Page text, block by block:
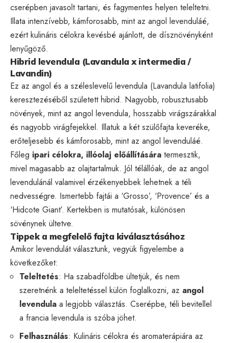
cserépben javasolt tartani, és fagymentes helyen teleltetni.
Illata intenzívebb, kámforosabb, mint az angol levenduláé,
ezért kulináris célokra kevésbé ajánlott, de dísznövényként
lenyűgöző.
Hibrid levendula (Lavandula x intermedia /
Lavandin)
Ez az angol és a széleslevelű levendula (Lavandula latifolia)
keresztezéséből született hibrid. Nagyobb, robusztusabb
növények, mint az angol levendula, hosszabb virágszárakkal
és nagyobb virágfejekkel. Illatuk a két szülőfajta keveréke,
erőteljesebb és kámforosabb, mint az angol levenduláé.
Főleg ipari célokra, illóolaj előállítására termesztik,
mivel magasabb az olajtartalmuk. Jól télállóak, de az angol
levendulánál valamivel érzékenyebbek lehetnek a téli
nedvességre. Ismertebb fajtái a ‘Grosso’, ‘Provence’ és a
‘Hidcote Giant’. Kertekben is mutatósak, különösen
sövénynek ültetve.
Tippek a megfelelő fajta kiválasztásához
Amikor levendulát választunk, vegyük figyelembe a
következőket:
Teleltetés: Ha szabadföldbe ültetjük, és nem
szeretnénk a teleltetéssel külön foglalkozni, az angol
levendula a legjobb választás. Cserépbe, téli bevitellel
a francia levendula is szóba jöhet.
Felhasználás: Kulináris célokra és aromaterápiára az